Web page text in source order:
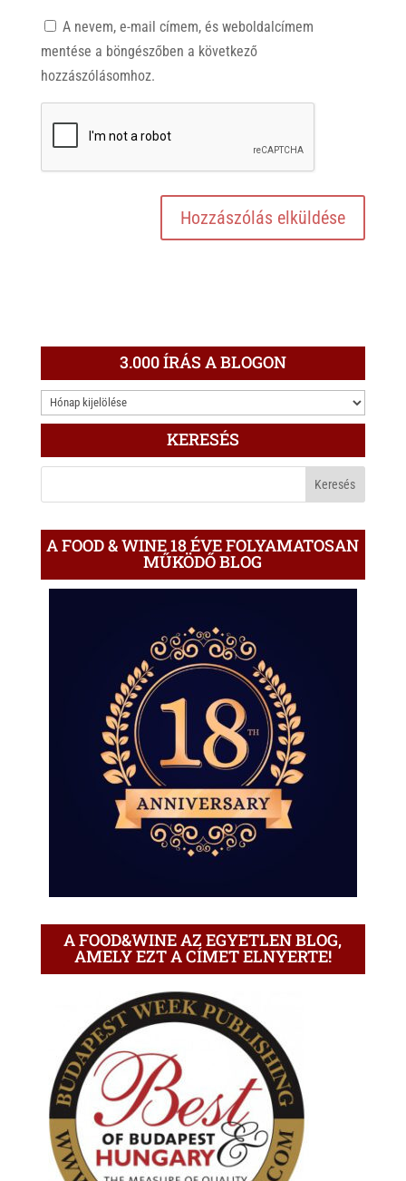
A nevem, e-mail címem, és weboldalcímem
mentése a böngészőben a következő
hozzászólásomhoz.
3.000 ÍRÁS A BLOGON
3.000
ÍRÁS
BLOGON
KERESÉS
A FOOD & WINE 18 ÉVE FOLYAMATOSAN
MŰKÖDŐ BLOG
A FOOD&WINE AZ EGYETLEN BLOG,
AMELY EZT A CÍMET ELNYERTE!